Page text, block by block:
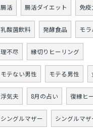
腸活 腸活ダイエット 免
乳酸菌飲料 発酵食品 モラ
理不尽 縁切りヒーリング
モテない男性 モテる男性
浮気夫 8月の占い 復縁ヒ
シングルマザー シングルマ